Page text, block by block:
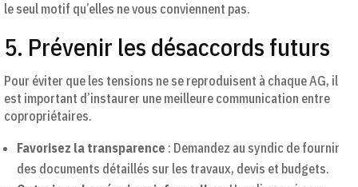
le seul motif qu’elles ne vous conviennent pas.
5. Prévenir les désaccords futurs
Pour éviter que les tensions ne se reproduisent à chaque AG, il
est important d’instaurer une meilleure communication entre
copropriétaires.
Favorisez la transparence : Demandez au syndic de fournir
des documents détaillés sur les travaux, devis et budgets.